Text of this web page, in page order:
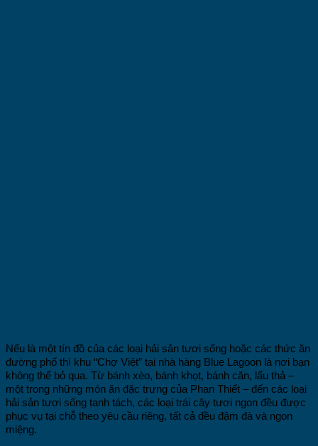
Nếu là một tín đồ của các loại hải sản tươi sống hoặc các thức ăn
đường phố thì khu “Chợ Việt” tại nhà hàng Blue Lagoon là nơi bạn
không thể bỏ qua. Từ bánh xèo, bánh khọt, bánh căn, lẩu thả –
một trong những món ăn đặc trưng của Phan Thiết – đến các loại
hải sản tươi sống tanh tách, các loại trái cây tươi ngon đều được
phục vụ tại chỗ theo yêu cầu riêng, tất cả đều đậm đà và ngon
miệng.